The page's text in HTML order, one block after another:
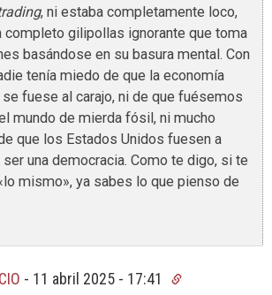
, ni estaba completamente loco,
completo gilipollas ignorante que toma
basándose en su basura mental. Con
tenía miedo de que la economía
fuese al carajo, ni de que fuésemos
mundo de mierda fósil, ni mucho
que los Estados Unidos fuesen a
ser una democracia. Como te digo, si te
mismo», ya sabes lo que pienso de
- 11 abril 2025 - 17:41